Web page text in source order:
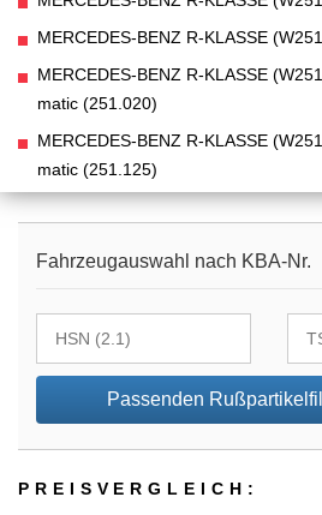
MERCEDES-BENZ R-KLASSE
MERCEDES-BENZ R-KLASSE
matic (251.020)
MERCEDES-BENZ R-KLASSE
matic (251.125)
Fahrzeugauswahl nach KBA-Nr.
Passenden
PREIS­VER­GLEICH: